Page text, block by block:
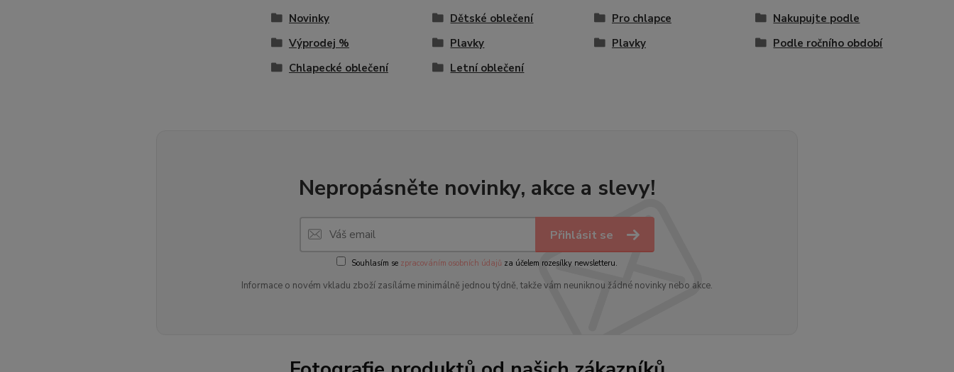
Novinky Dětské oblečení Pro chlapce
Nakupujte podle
Výprodej %
Plavky Plavky
Podle ročního období
Chlapecké oblečení
Letní oblečení
Nepropásněte novinky, akce a slevy!
Přihlásit se
Souhlasím se zpracováním osobních údajů za účelem rozesílky newsletteru.
Informace o novém vkladu zboží zasíláme minimálně jednou týdně, takže vám neuniknou žádné novinky nebo akce.